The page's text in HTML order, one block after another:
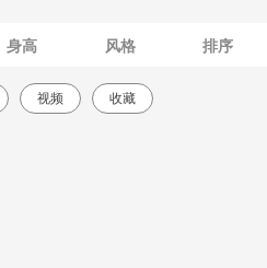
身高 风格 排序
视频 收藏